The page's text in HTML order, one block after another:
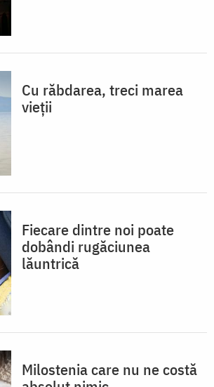
Cu răbdarea, treci marea
vieții
Fiecare dintre noi poate
dobândi rugăciunea
lăuntrică
Milostenia care nu ne costă